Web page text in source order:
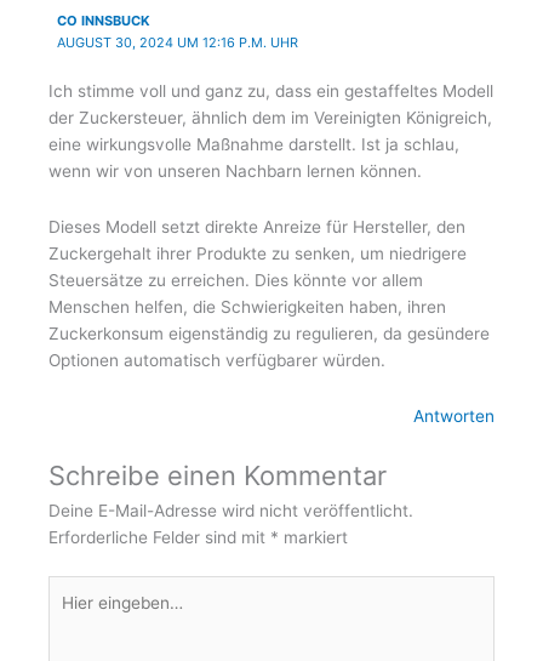
a
g
r
a
m
b
o
o
k
-
f
CO INNSBUCK
AUGUST 30, 2024 UM 12:16 P.M. UHR
Ich stimme voll und ganz zu, dass ein gestaffeltes Modell
der Zuckersteuer, ähnlich dem im Vereinigten Königreich,
eine wirkungsvolle Maßnahme darstellt. Ist ja schlau,
wenn wir von unseren Nachbarn lernen können.
Dieses Modell setzt direkte Anreize für Hersteller, den
Zuckergehalt ihrer Produkte zu senken, um niedrigere
Steuersätze zu erreichen. Dies könnte vor allem
Menschen helfen, die Schwierigkeiten haben, ihren
Zuckerkonsum eigenständig zu regulieren, da gesündere
Optionen automatisch verfügbarer würden.
Antworten
Schreibe einen Kommentar
Deine E-Mail-Adresse wird nicht veröffentlicht.
Erforderliche Felder sind mit * markiert
eingeben…